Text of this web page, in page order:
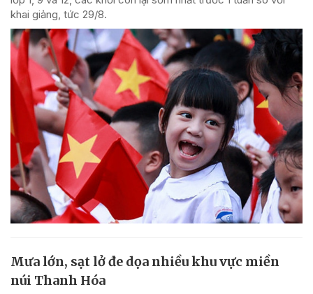
khai giảng, tức 29/8.
Mưa lớn, sạt lở đe dọa nhiều khu vực miền
núi Thanh Hóa